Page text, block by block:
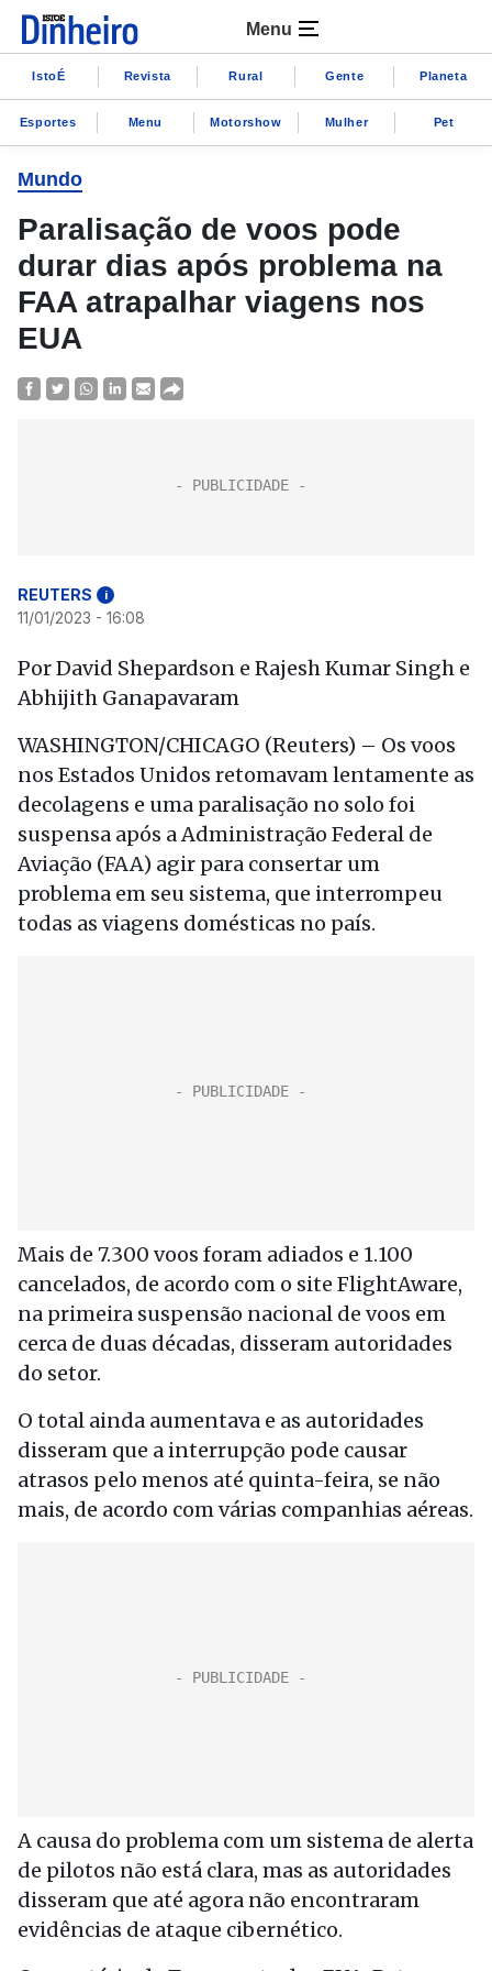
Menu
IstoÉ Revista Rural Gente Planeta
Esportes Menu Motorshow Mulher Pet
Mundo
Paralisação de voos pode
durar dias após problema na
FAA atrapalhar viagens nos
EUA
REUTERS i
11/01/2023 - 16:08
Por David Shepardson e Rajesh Kumar Singh e
Abhijith Ganapavaram
WASHINGTON/CHICAGO (Reuters) – Os voos
nos Estados Unidos retomavam lentamente as
decolagens e uma paralisação no solo foi
suspensa após a Administração Federal de
Aviação (FAA) agir para consertar um
problema em seu sistema, que interrompeu
todas as viagens domésticas no país.
Mais de 7.300 voos foram adiados e 1.100
cancelados, de acordo com o site FlightAware,
na primeira suspensão nacional de voos em
cerca de duas décadas, disseram autoridades
do setor.
O total ainda aumentava e as autoridades
disseram que a interrupção pode causar
atrasos pelo menos até quinta-feira, se não
mais, de acordo com várias companhias aéreas.
A causa do problema com um sistema de alerta
de pilotos não está clara, mas as autoridades
disseram que até agora não encontraram
evidências de ataque cibernético.